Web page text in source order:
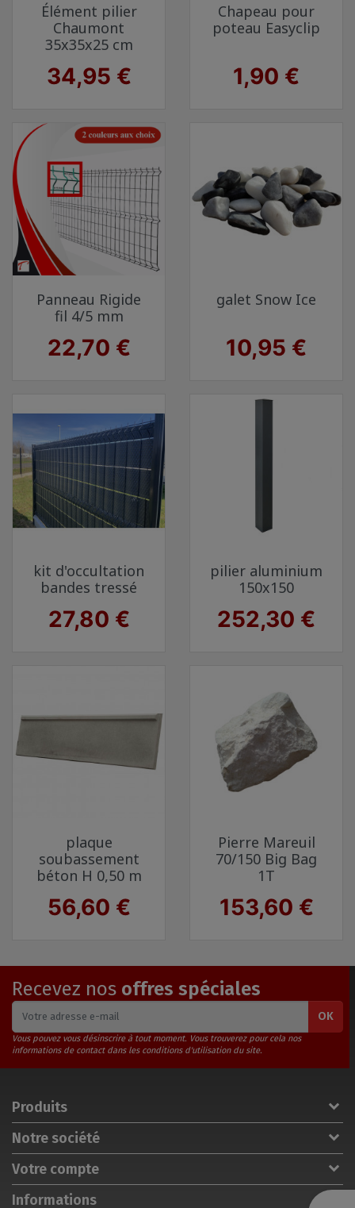
Élément pilier
Chaumont
35x35x25 cm
Prix
34,95 €
Chapeau pour
poteau Easyclip
Prix
1,90 €
Panneau Rigide
fil 4/5 mm
Prix
22,70 €
galet Snow Ice
Prix
10,95 €
kit d'occultation
bandes tressé
Prix
27,80 €
pilier aluminium
150x150
Prix
252,30 €
plaque
soubassement
béton H 0,50 m
Prix
56,60 €
Pierre Mareuil
70/150 Big Bag
1T
Prix
153,60 €
Recevez nos offres spéciales
OK
Vous pouvez vous désinscrire à tout moment. Vous trouverez pour cela nos
informations de contact dans les conditions d'utilisation du site.
Produits
Notre société
Votre compte
Informations